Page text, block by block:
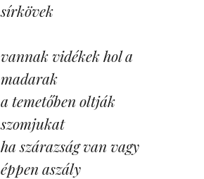
sírkövek
vannak vidékek hol a
madarak
a temetőben oltják
szomjukat
ha szárazság van vagy
éppen aszály